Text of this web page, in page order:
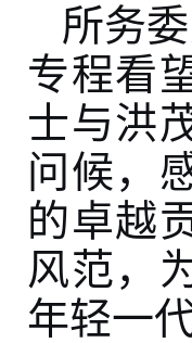
所务
专程看
士与洪
问候，
的卓越
风范，
年轻一